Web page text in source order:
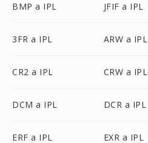
BMP a IPL JFIF a IPL
3FR a IPL ARW a IPL
CR2 a IPL CRW a IPL
DCM a IPL DCR a IPL
ERF a IPL EXR a IPL